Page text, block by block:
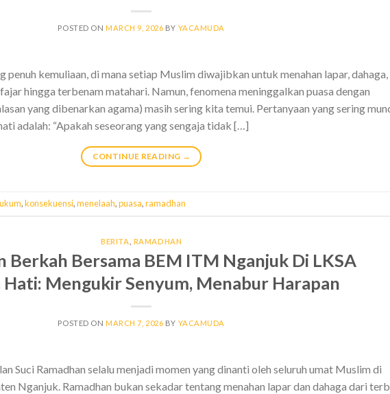
POSTED ONMARCH 9, 2026 BY YACAMUDA
penuh kemuliaan, di mana setiap Muslim diwajibkan untuk menahan lapar, dahaga,
hingga terbenam matahari. Namun, fenomena meninggalkan puasa dengan
yang dibenarkan agama) masih sering kita temui. Pertanyaan yang sering
adalah: “Apakah seseorang yang sengaja tidak […]
CONTINUE READING →
,konsekuensi,menelaah,puasa,ramadhan
BERITA RAMADHAN
Berkah Bersama BEM ITM Nganjuk Di LKSA
Hati: Mengukir Senyum, Menabur Harapan
POSTED ONMARCH 7, 2026 BY YACAMUDA
Suci Ramadhan selalu menjadi momen yang dinanti oleh seluruh umat Muslim di
Nganjuk. Ramadhan bukan sekadar tentang menahan lapar dan dahaga dari